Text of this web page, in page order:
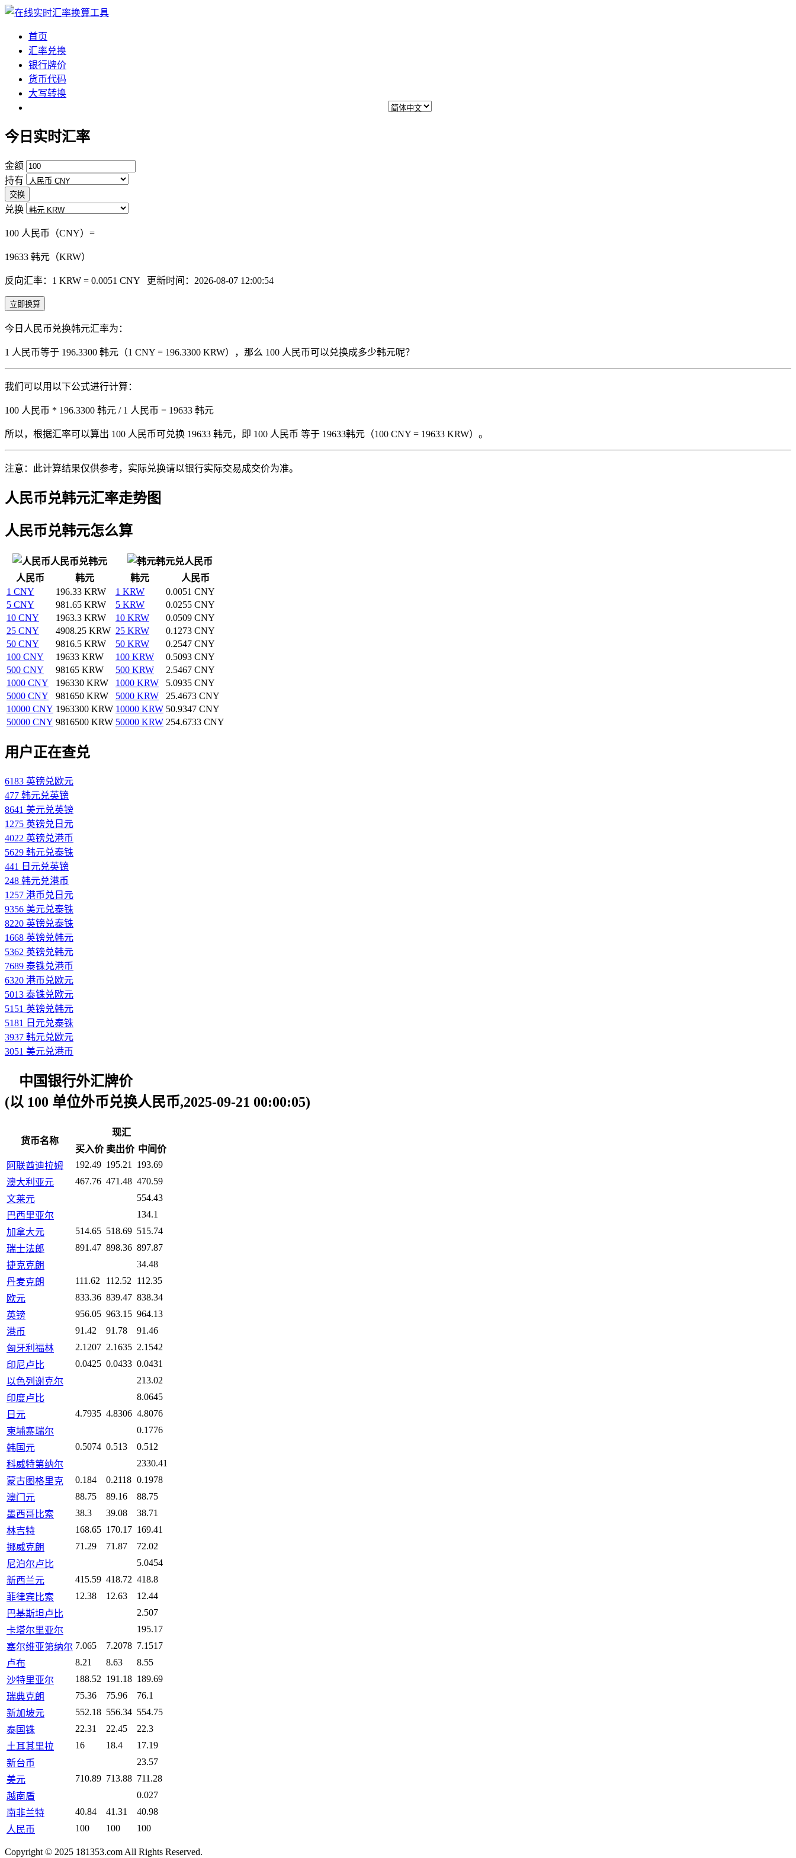
首页
汇率兑换
银行牌价
货币代码
大写转换
今日实时汇率
金额
持有
交换
兑换
100 人民币（CNY）=
19633 韩元（KRW）
反向汇率：1 KRW = 0.0051 CNY 更新时间：2026-08-07 12:00:54
立即换算
今日人民币兑换韩元汇率为：
1 人民币等于 196.3300 韩元（1 CNY = 196.3300 KRW），那么 100 人民币可以兑换成多少韩元呢？
我们可以用以下公式进行计算：
100 人民币 * 196.3300 韩元 / 1 人民币 = 19633 韩元
所以，根据汇率可以算出 100 人民币可兑换 19633 韩元，即 100 人民币 等于 19633韩元（100 CNY = 19633 KRW）。
注意：此计算结果仅供参考，实际兑换请以银行实际交易成交价为准。
人民币兑韩元汇率走势图
人民币兑韩元怎么算
人民币兑韩元
韩元兑人民币
人民币
韩元 韩元
人民币
1 CNY
196.33 KRW 1 KRW
0.0051 CNY
5 CNY
981.65 KRW 5 KRW
0.0255 CNY
10 CNY
1963.3 KRW 10 KRW
0.0509 CNY
25 CNY
4908.25 KRW 25 KRW
0.1273 CNY
50 CNY
9816.5 KRW 50 KRW
0.2547 CNY
100 CNY
19633 KRW 100 KRW
0.5093 CNY
500 CNY
98165 KRW 500 KRW
2.5467 CNY
1000 CNY
196330 KRW 1000 KRW
5.0935 CNY
5000 CNY
981650 KRW 5000 KRW
25.4673 CNY
10000 CNY 1963300 KRW 10000 KRW 50.9347 CNY
50000 CNY 9816500 KRW 50000 KRW 254.6733 CNY
用户正在查兑
6183 英镑兑欧元
477 韩元兑英镑
8641 美元兑英镑
1275 英镑兑日元
4022 英镑兑港币
5629 韩元兑泰铢
441 日元兑英镑
248 韩元兑港币
1257 港币兑日元
9356 美元兑泰铢
8220 英镑兑泰铢
1668 英镑兑韩元
5362 英镑兑韩元
7689 泰铢兑港币
6320 港币兑欧元
5013 泰铢兑欧元
5151 英镑兑韩元
5181 日元兑泰铢
3937 韩元兑欧元
3051 美元兑港币
中国银行外汇牌价
(以 100 单位外币兑换人民币,2025-09-21 00:00:05)
货币名称
现汇
买入价 卖出价 中间价
阿联酋迪拉姆
192.49 195.21
193.69
澳大利亚元
467.76 471.48 470.59
文莱元
554.43
巴西里亚尔
134.1
加拿大元
514.65 518.69 515.74
瑞士法郎
891.47 898.36 897.87
捷克克朗
34.48
丹麦克朗
111.62 112.52
112.35
欧元
833.36 839.47 838.34
英镑
956.05 963.15 964.13
港币
91.42 91.78
91.46
匈牙利福林
2.1207 2.1635 2.1542
印尼卢比
0.0425 0.0433 0.0431
以色列谢克尔
213.02
印度卢比
8.0645
日元
4.7935 4.8306 4.8076
柬埔寨瑞尔
0.1776
韩国元
0.5074 0.513
0.512
科威特第纳尔
2330.41
蒙古图格里克
0.184 0.2118 0.1978
澳门元
88.75 89.16
88.75
墨西哥比索
38.3 39.08
38.71
林吉特
168.65 170.17 169.41
挪威克朗
71.29 71.87
72.02
尼泊尔卢比
5.0454
新西兰元
415.59 418.72 418.8
菲律宾比索
12.38 12.63
12.44
巴基斯坦卢比
2.507
卡塔尔里亚尔
195.17
塞尔维亚第纳尔 7.065 7.2078 7.1517
卢布
8.21 8.63
8.55
沙特里亚尔
188.52 191.18 189.69
瑞典克朗
75.36 75.96
76.1
新加坡元
552.18 556.34 554.75
泰国铢
22.31 22.45
22.3
土耳其里拉
16 18.4
17.19
新台币
23.57
美元
710.89 713.88 711.28
越南盾
0.027
南非兰特
40.84 41.31
40.98
人民币
100 100 100
Copyright © 2025 181353.com All Rights Reserved.